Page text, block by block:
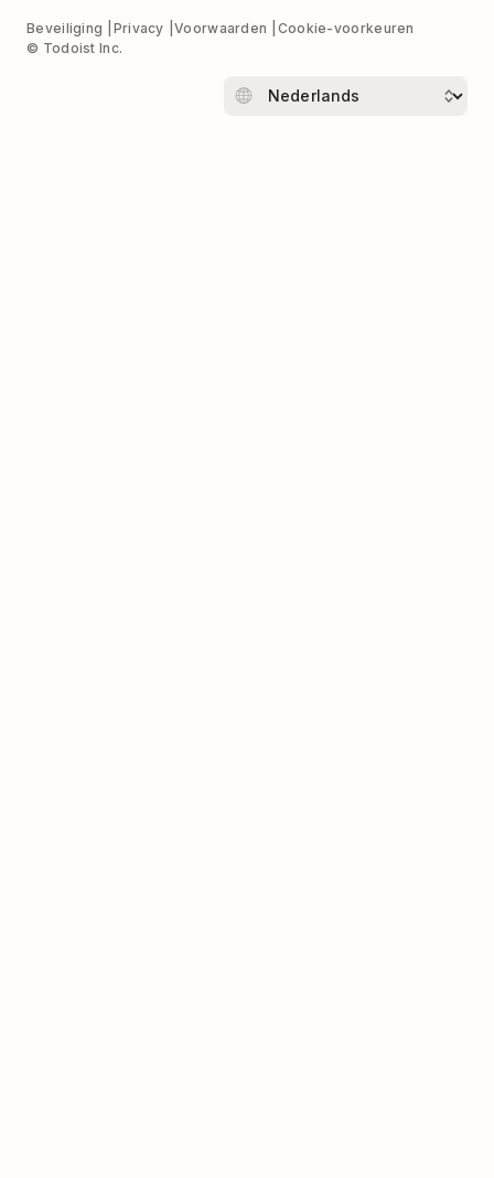
Beveiliging Privacy Voorwaarden
Cookie-voorkeuren
© Todoist Inc.